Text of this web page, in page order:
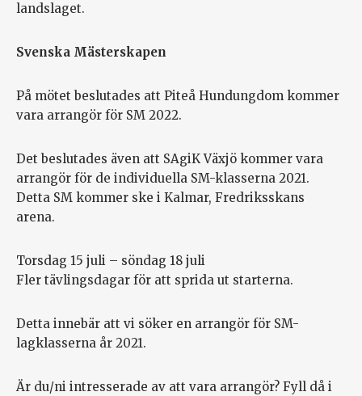
landslaget.
Svenska Mästerskapen
På mötet beslutades att Piteå Hundungdom kommer
vara arrangör för SM 2022.
Det beslutades även att SAgiK Växjö kommer vara
arrangör för de individuella SM-klasserna 2021.
Detta SM kommer ske i Kalmar, Fredriksskans
arena.
Torsdag 15 juli – söndag 18 juli
Fler tävlingsdagar för att sprida ut starterna.
Detta innebär att vi söker en arrangör för SM-
lagklasserna år 2021.
Är du/ni intresserade av att vara arrangör? Fyll då i